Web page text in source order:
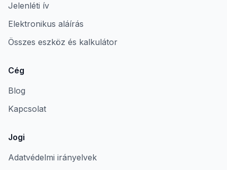
Jelenléti ív
Elektronikus aláírás
Összes eszköz és kalkulátor
Cég
Blog
Kapcsolat
Jogi
Adatvédelmi irányelvek